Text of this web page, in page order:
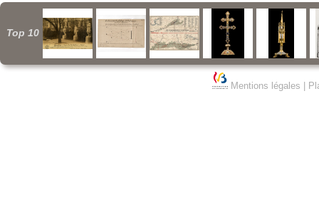
Top 10
Mentions légales